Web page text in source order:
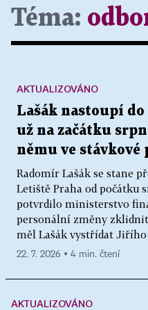
Téma:
Lašák nastoupí
už na začátku
němu ve stávkové
Radomír Lašák se stane
Letiště Praha od počátku
potvrdilo ministerstvo
personální změny
měl Lašák vystřídat Jiřího
AKTUALIZOVÁNO
22. 7. 2026 ▪ 4 min. čtení
AKTUALIZOVÁNO